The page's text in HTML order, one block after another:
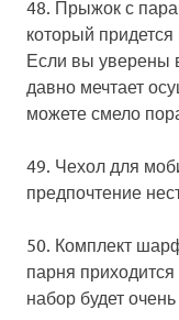
48. Прыжок с
который
Если вы уверены
давно мечтает
можете смело
49. Чехол для
предпочтение
50. Комплект
парня
набор будет